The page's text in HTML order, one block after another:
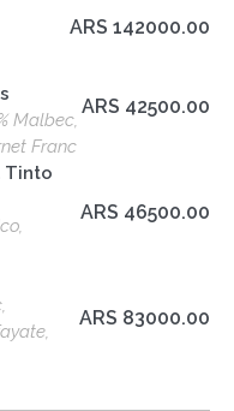
ARS 142000.00
Malbec,
Franc
ARS 42500.00
Tinto
ARS 46500.00
ARS 83000.00